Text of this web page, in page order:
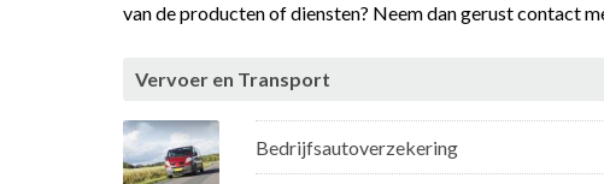
van de producten of diensten? Neem dan gerust contact
Vervoer en Transport
Bedrijfsautoverzekering